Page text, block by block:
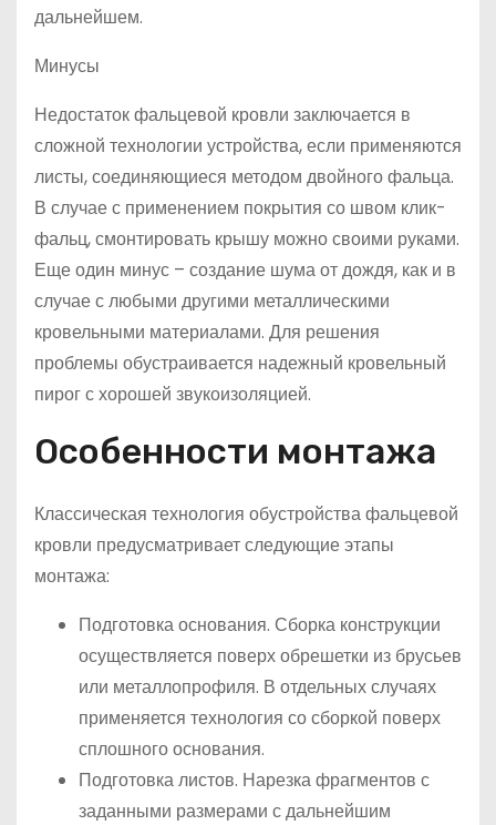
дальнейшем.
Минусы
Недостаток фальцевой кровли заключается в
сложной технологии устройства, если применяются
листы, соединяющиеся методом двойного фальца.
В случае с применением покрытия со швом клик-
фальц, смонтировать крышу можно своими руками.
Еще один минус – создание шума от дождя, как и в
случае с любыми другими металлическими
кровельными материалами. Для решения
проблемы обустраивается надежный кровельный
пирог с хорошей звукоизоляцией.
Особенности монтажа
Классическая технология обустройства фальцевой
кровли предусматривает следующие этапы
монтажа:
Подготовка основания. Сборка конструкции
осуществляется поверх обрешетки из брусьев
или металлопрофиля. В отдельных случаях
применяется технология со сборкой поверх
сплошного основания.
Подготовка листов. Нарезка фрагментов с
заданными размерами с дальнейшим